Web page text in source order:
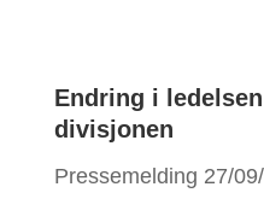
Endring i
divisjonen
Pressemelding 27/